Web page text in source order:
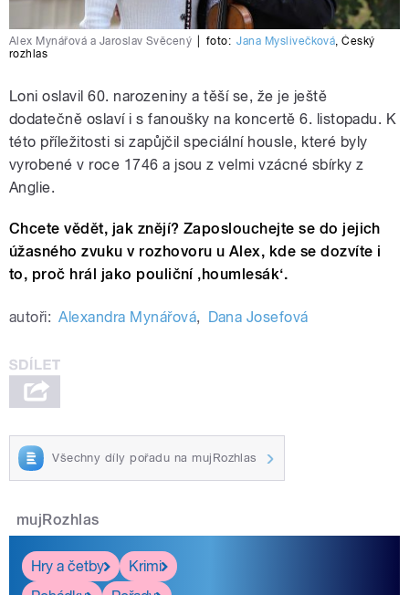
Alex Mynářová a Jaroslav Svěcený foto: Jana Myslivečková,Český
rozhlas
Loni oslavil 60. narozeniny a těší se, že je ještě
dodatečně oslaví i s fanoušky na koncertě 6. listopadu. K
této příležitosti si zapůjčil speciální housle, které byly
vyrobené v roce 1746 a jsou z velmi vzácné sbírky z
Anglie.
Chcete vědět, jak znějí? Zaposlouchejte se do jejich
úžasného zvuku v rozhovoru u Alex, kde se dozvíte i
to, proč hrál jako pouliční ‚houmlesák‘.
autoři: Alexandra Mynářová, Dana Josefová
Všechny díly pořadu na mujRozhlas
mujRozhlas
Hry a četby
Krimi